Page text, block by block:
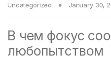
Uncategorized January 30,
В чем фокус
любопытством